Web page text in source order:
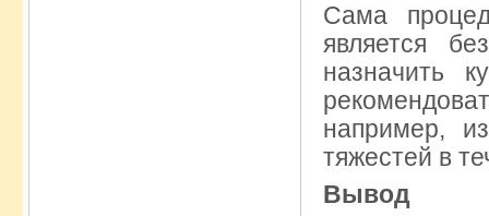
Сама
является
назначить
например,
тяжестей в
Вывод